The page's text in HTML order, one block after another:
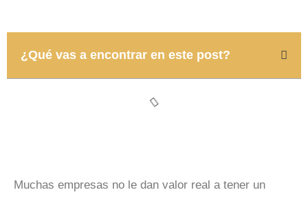
¿Qué vas a encontrar en este post?
Muchas empresas no le dan valor real a tener un